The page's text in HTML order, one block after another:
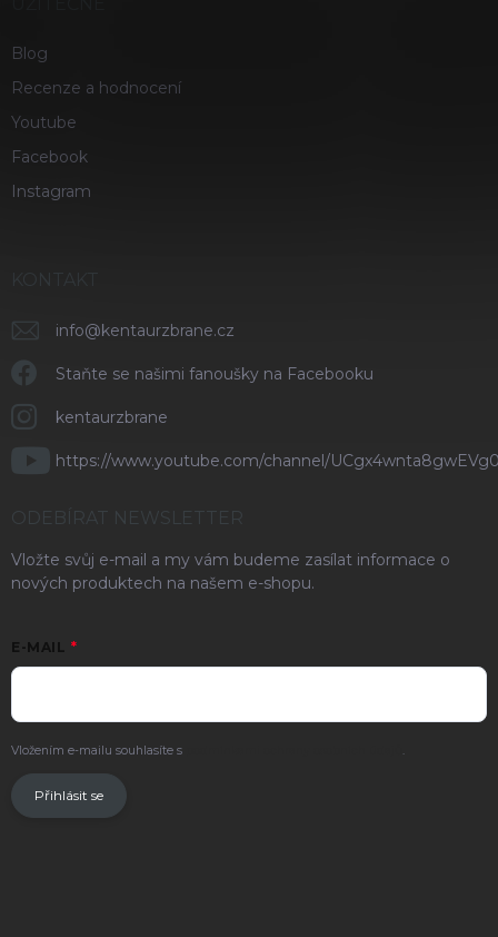
Blog
Recenze a hodnocení
Youtube
Facebook
Instagram
info@kentaurzbrane.cz
Staňte se našimi fanoušky na Facebooku
kentaurzbrane
https://www.youtube.com/channel/
ODEBÍRAT NEWSLETTER
Vložte svůj e-mail a my vám budeme zasílat informace o
nových produktech na našem e-shopu.
E-MAIL
Vložením e-mailu souhlasíte s .
Přihlásit se